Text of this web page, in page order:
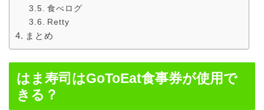
食べログ
Retty
まとめ
はま寿司はGoToEat食事券が使用で
きる？